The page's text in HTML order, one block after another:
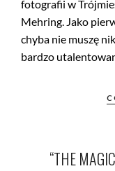
fotografii w
Mehring. Jako
chyba nie muszę
bardzo
“THE